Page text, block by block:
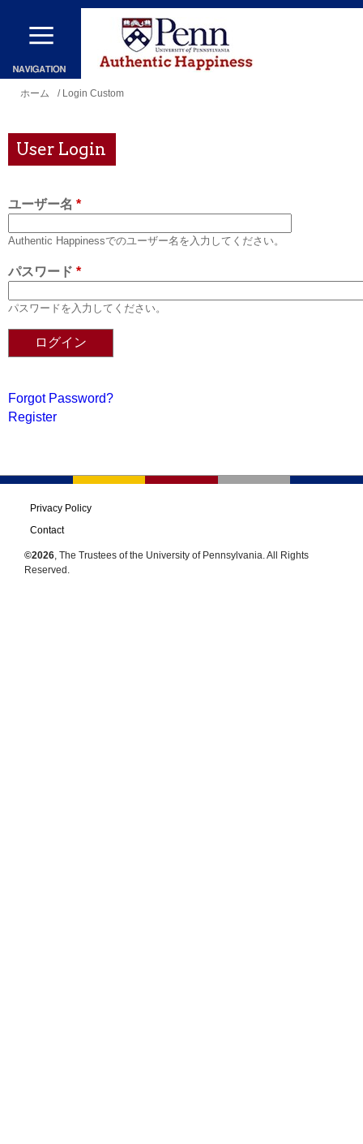
メ
ン
コ
ン
に
移
現
地
ホーム / Login Custom
User Login
ユーザー名 *
Authentic Happinessでのユーザー名を入力してください。
パスワード *
パスワードを入力してください。
Forgot Password?
Register
Privacy Policy
Contact
©2026, The Trustees of the University of Pennsylvania. All Rights
Reserved.